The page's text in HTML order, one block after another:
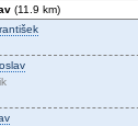
(11.9 km)